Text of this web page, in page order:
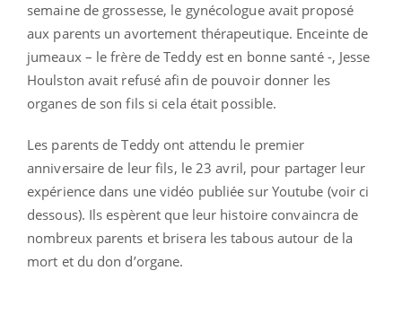
semaine de grossesse, le gynécologue avait proposé
aux parents un avortement thérapeutique. Enceinte de
jumeaux – le frère de Teddy est en bonne santé -, Jesse
Houlston avait refusé afin de pouvoir donner les
organes de son fils si cela était possible.
Les parents de Teddy ont attendu le premier
anniversaire de leur fils, le 23 avril, pour partager leur
expérience dans une vidéo publiée sur Youtube (voir ci
dessous). Ils espèrent que leur histoire convaincra de
nombreux parents et brisera les tabous autour de la
mort et du don d’organe.